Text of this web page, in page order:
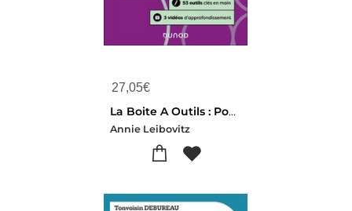
27,05€
La Boite A Outils : Pour Prendre La Parole En Public (2e Edition)
Annie Leibovitz